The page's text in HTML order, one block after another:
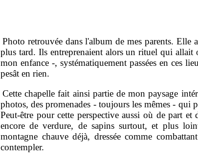
Photo retrouvée dans l'album de mes parents. Elle
plus tard. Ils entreprenaient alors un rituel qui allait
mon enfance -, systématiquement passées en ces
pesât en rien.
Cette chapelle fait ainsi partie de mon paysage
photos, des promenades - toujours les mêmes - qui
Peut-être pour cette perspective aussi où de part
encore de verdure, de sapins surtout, et plus
montagne chauve déjà, dressée comme
contempler.